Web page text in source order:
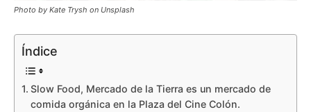
Photo by Kate Trysh on Unsplash
Índice
Slow Food, Mercado de la Tierra es un mercado de
comida orgánica en la Plaza del Cine Colón.